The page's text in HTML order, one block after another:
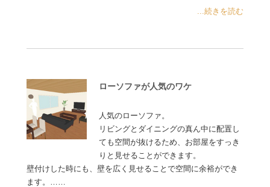
...続きを読む
ローソファが人気のワケ
人気のローソファ。
リビングとダイニングの真ん中に配置し
ても空間が抜けるため、お部屋をすっき
りと見せることができます。
壁付けした時にも、壁を広く見せることで空間に余裕ができ
ます。……